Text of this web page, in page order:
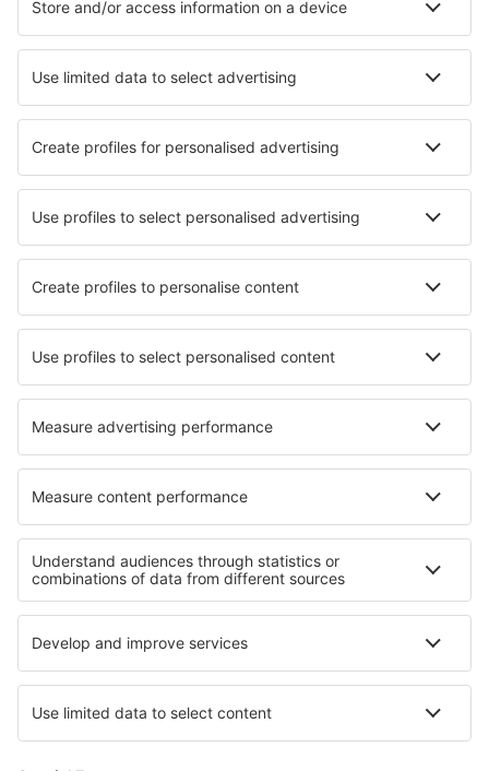
Hotel
Parcheggi
Trasferimenti
Attrazioni
Eventi sportivi
Scopri di più
Applicazione mobile
Compagnie aeree
Ryanair
easyJet
Wizz Air
Volotea
Vueling
Informazioni su eSky
Termini e condizioni
Le mie prenotazioni
Informativa privacy
Assistenza e contatti